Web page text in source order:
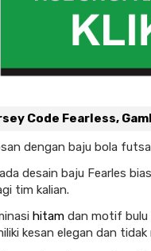
Code Fearless,
dengan baju bola
desain baju Fearles
tim kalian.
hitam dan motif bulu
kesan elegan dan tidak